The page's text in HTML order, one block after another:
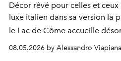
Décor rêvé pour celles et
luxe italien dans sa version la
le Lac de Côme accueille
signe un takeover entre
fragrances. L’une des
08.05.2026 by Alessandro Viapiana